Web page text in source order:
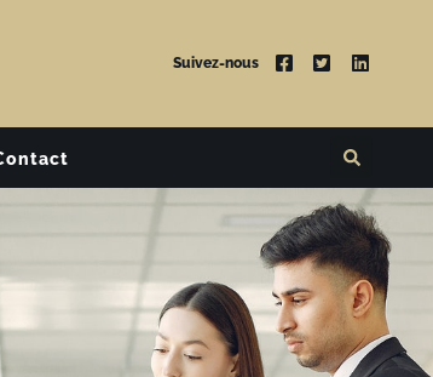
Suivez-nous